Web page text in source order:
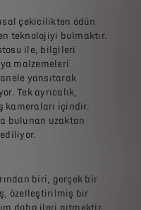
çekicilikten ödün
teknolojiyi bulmaktır.
ile, bilgileri
malzemeleri
yansıtarak
Tek ayrıcalık,
kameraları içindir.
bulunan uzaktan
biri, gerçek bir
özelleştirilmiş bir
daha ileri gitmektir.